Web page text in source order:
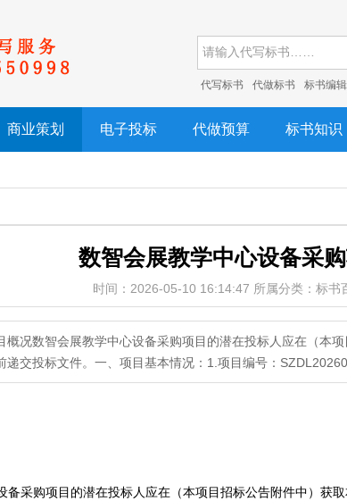
代写标书 代做标书 标书编辑
商业策划 电子投标 代做预算 标书知识
数智会展教学中心设备采
时间：2026-05-10 16:14:47 所属分类：标书
概况数智会展教学中心设备采购项目的潜在投标人应在（本
递交投标文件。一、项目基本情况：1.项目编号：
备采购项目的潜在投标人应在（本项目招标公告附件中）获